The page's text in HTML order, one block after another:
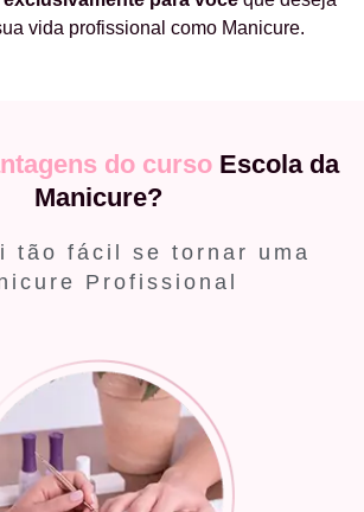
vida profissional como Manicure.
do curso Escola da
Manicure?
tão fácil se tornar uma
Profissional